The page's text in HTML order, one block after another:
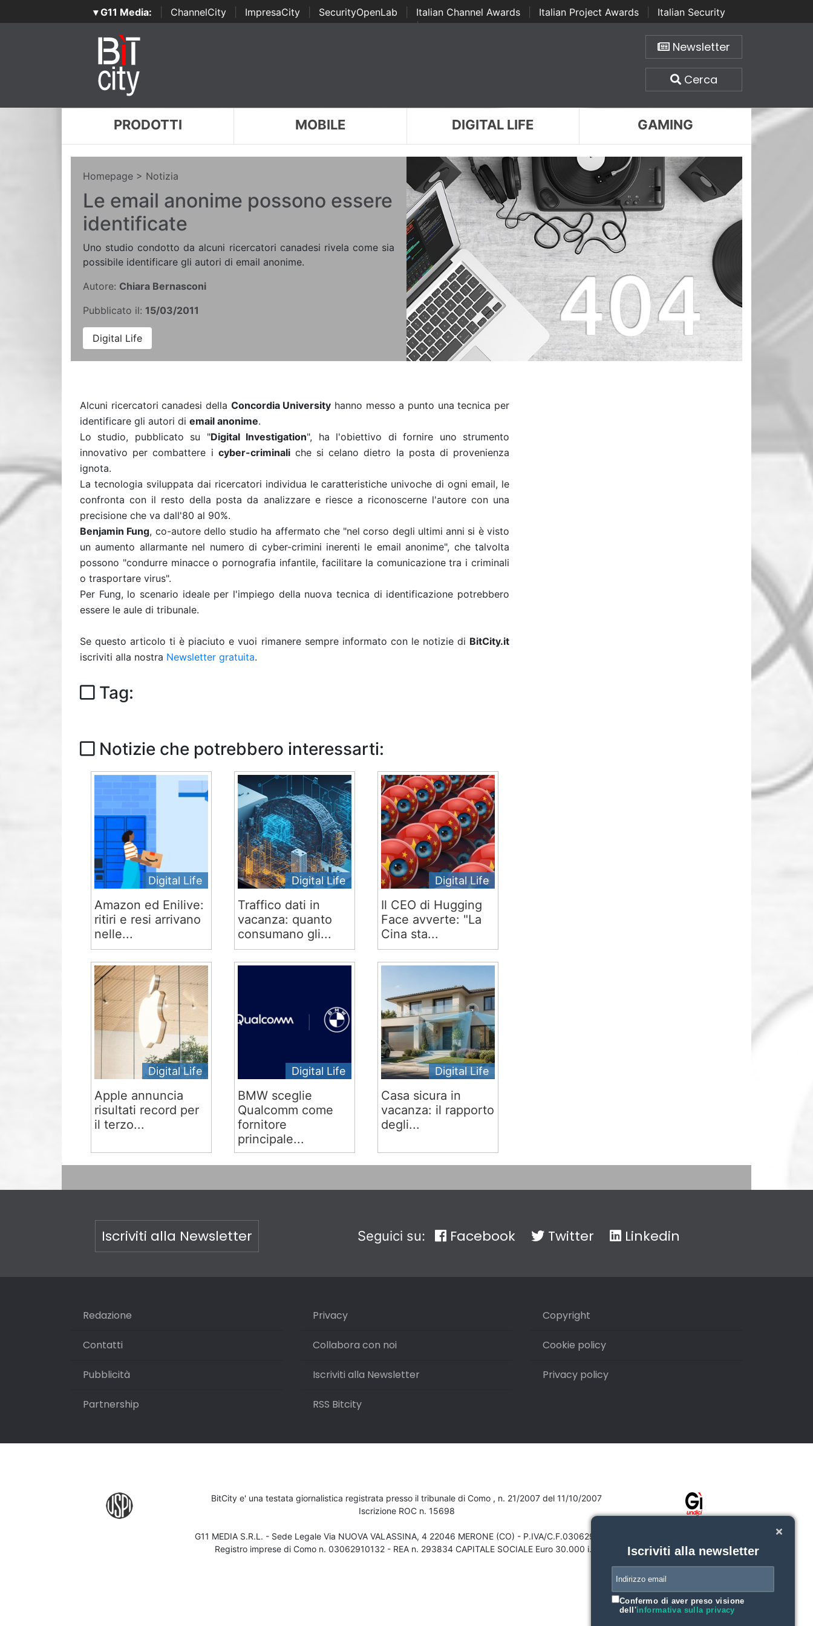
▾ G11 Media: ChannelCity ImpresaCity SecurityOpenLab Italian Channel Awards Italian Project Awards
Italian Security
Awards | ...
Newsletter
Cerca
PRODOTTI MOBILE DIGITAL LIFE GAMING
Homepage > Notizia
Le email anonime possono essere
identificate
Uno studio condotto da alcuni ricercatori canadesi rivela come sia
possibile identificare gli autori di email anonime.
Autore: Chiara Bernasconi
Pubblicato il: 15/03/2011
Digital Life
Alcuni ricercatori canadesi della Concordia University hanno messo a punto una tecnica per
identificare gli autori di email anonime.
Lo studio, pubblicato su "Digital Investigation", ha l'obiettivo di fornire uno strumento
innovativo per combattere i cyber-criminaliche si celano dietro la posta di provenienza
ignota.
La tecnologia sviluppata dai ricercatori individua le caratteristiche univoche di ogni email, le
confronta con il resto della posta da analizzare e riesce a riconoscerne l'autore con una
precisione che va dall'80 al 90%.
Benjamin Fung, co-autore dello studio ha affermato che "nel corso degli ultimi anni si è visto
un aumento allarmante nel numero di cyber-crimini inerenti le email anonime", che talvolta
possono "condurre minacce o pornografia infantile, facilitare la comunicazione tra i criminali
o trasportare virus".
Per Fung, lo scenario ideale per l'impiego della nuova tecnica di identificazione potrebbero
essere le aule di tribunale.
Se questo articolo ti è piaciuto e vuoi rimanere sempre informato con le notizie di BitCity.it
iscriviti alla nostra Newsletter gratuita.
Tag:
Notizie che potrebbero interessarti:
Digital Life
Amazon ed Enilive:
ritiri e resi arrivano
nelle...
Digital Life
Traffico dati in
vacanza: quanto
consumano gli...
Digital Life
Il CEO di Hugging
Face avverte: "La
Cina sta...
Digital Life
Apple annuncia
risultati record per
il terzo...
Digital Life
BMW sceglie
Qualcomm come
fornitore
principale...
Digital Life
Casa sicura in
vacanza: il rapporto
degli...
Iscriviti alla Newsletter Seguici su: Facebook Twitter Linkedin
Redazione
Contatti
Pubblicità
Partnership
Privacy
Collabora con noi
Iscriviti alla Newsletter
RSS Bitcity
Copyright
Cookie policy
Privacy policy
BitCity e' una testata giornalistica registrata presso il tribunale di Como , n. 21/2007 del 11/10/2007
Iscrizione ROC n. 15698
G11 MEDIA S.R.L. - Sede Legale Via NUOVA VALASSINA, 4 22046 MERONE (CO) - P.IVA/C.F.03062910132
Registro imprese di Como n. 03062910132 - REA n. 293834 CAPITALE SOCIALE Euro 30.000 i.v.
Iscriviti alla newsletter
Confermo di aver preso visione
dell'informativa sulla privacy